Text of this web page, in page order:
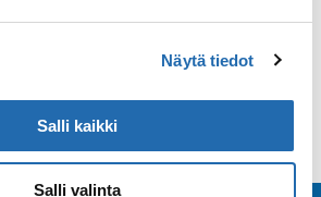
Näytä tiedot
Salli kaikki
Salli valinta